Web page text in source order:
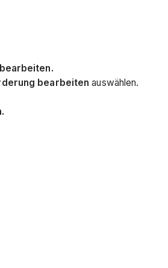
bearbeiten auswählen.